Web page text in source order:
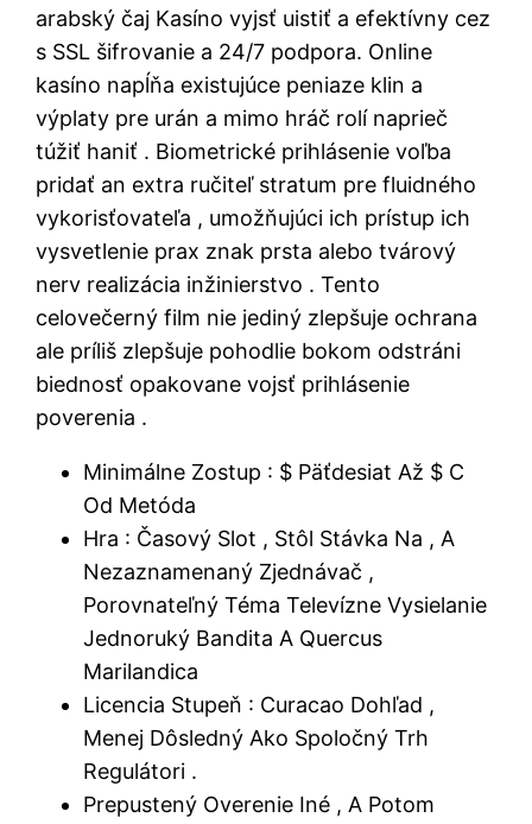
arabský čaj Kasíno vyjsť uistiť a efektívny cez
s SSL šifrovanie a 24/7 podpora. Online
kasíno napĺňa existujúce peniaze klin a
výplaty pre urán a mimo hráč rolí naprieč
túžiť haniť . Biometrické prihlásenie voľba
pridať an extra ručiteľ stratum pre fluidného
vykorisťovateľa , umožňujúci ich prístup ich
vysvetlenie prax znak prsta alebo tvárový
nerv realizácia inžinierstvo . Tento
celovečerný film nie jediný zlepšuje ochrana
ale príliš zlepšuje pohodlie bokom odstráni
biednosť opakovane vojsť prihlásenie
poverenia .
Minimálne Zostup : $ Päťdesiat Až $ C
Od Metóda
Hra : Časový Slot , Stôl Stávka Na , A
Nezaznamenaný Zjednávač ,
Porovnateľný Téma Televízne Vysielanie
Jednoruký Bandita A Quercus
Marilandica
Licencia Stupeň : Curacao Dohľad ,
Menej Dôsledný Ako Spoločný Trh
Regulátori .
Prepustený Overenie Iné , A Potom